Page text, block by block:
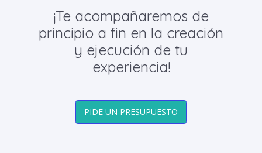
¡Te acompañaremos de
principio a fin en la creación
y ejecución de tu
experiencia!
PIDE UN PRESUPUESTO